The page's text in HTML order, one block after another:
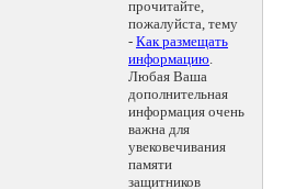
прочитайте,
пожалуйста, тему
- Как размещать
информацию.
Любая Ваша
дополнительная
информация очень
важна для
увековечивания
памяти
защитников